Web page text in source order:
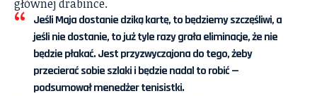
głównej drabince.
Jeśli Maja dostanie dziką kartę, to będziemy szczęśliwi, a
jeśli nie dostanie, to już tyle razy grała eliminacje, że nie
będzie płakać. Jest przyzwyczajona do tego, żeby
przecierać sobie szlaki i będzie nadal to robić —
podsumował menedżer tenisistki.